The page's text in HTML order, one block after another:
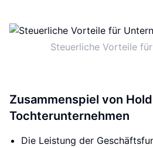
Steuerliche Vorteile
Zusammenspiel von
Tochterunternehmen
Die Leistung der